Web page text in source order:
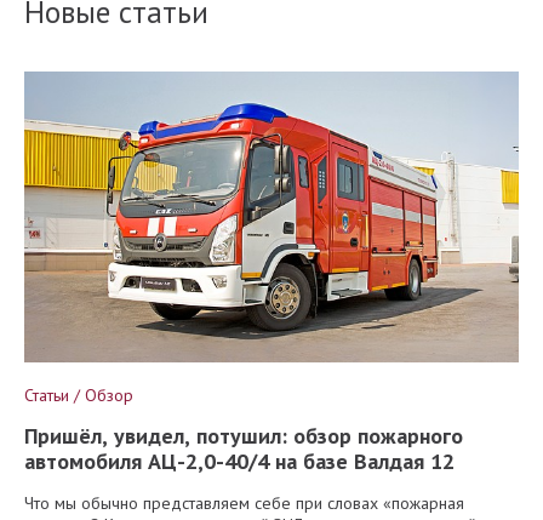
Новые статьи
Статьи / Обзор
Пришёл, увидел, потушил: обзор пожарного
автомобиля АЦ-2,0-40/4 на базе Валдая 12
Что мы обычно представляем себе при словах «пожарная